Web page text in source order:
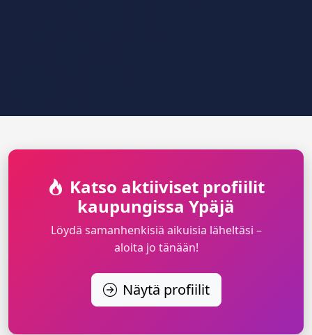
Katso aktiiviset profiilit
kaupungissa Ypäjä
Löydä samanhenkisiä aikuisia läheltäsi –
aloita jo tänään!
Näytä profiilit